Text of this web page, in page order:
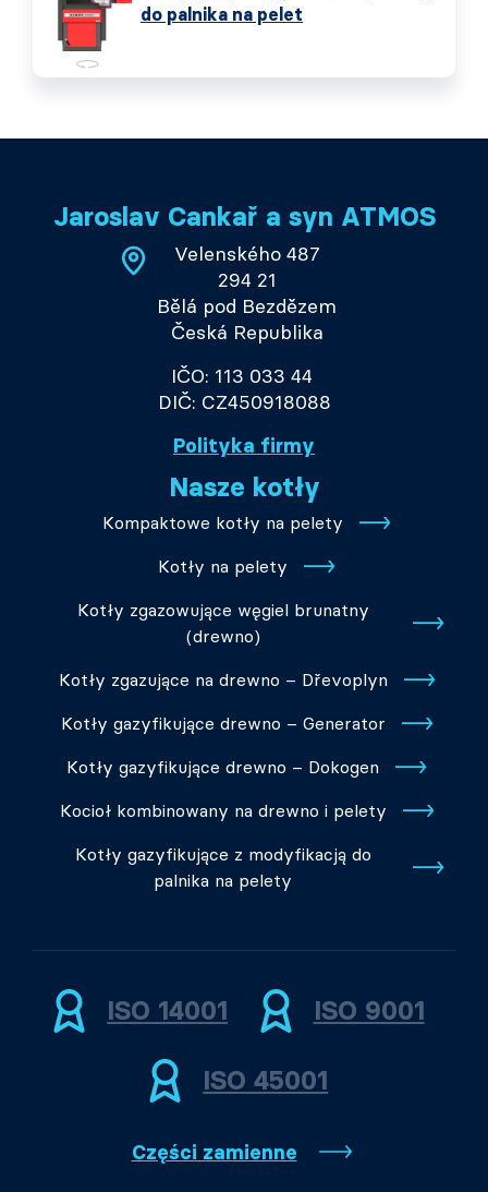
do palnika na pelet
Jaroslav Cankař a syn ATMOS
Velenského 487
294 21
Bělá pod Bezdězem
Česká Republika
IČO: 113 033 44
DIČ: CZ450918088
Polityka firmy
Nasze kotły
Kompaktowe kotły na pelety
Kotły na pelety
Kotły zgazowujące węgiel brunatny
(drewno)
Kotły zgazujące na drewno – Dřevoplyn
Kotły gazyfikujące drewno – Generator
Kotły gazyfikujące drewno – Dokogen
Kocioł kombinowany na drewno i pelety
Kotły gazyfikujące z modyfikacją do
palnika na pelety
ISO 14001 ISO 9001
ISO 45001
Części zamienne